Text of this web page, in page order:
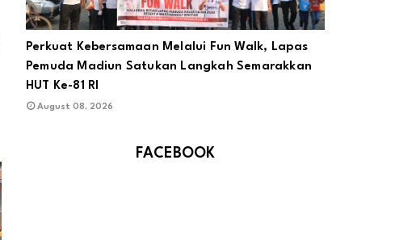
Perkuat Kebersamaan Melalui Fun Walk, Lapas
Pemuda Madiun Satukan Langkah Semarakkan
HUT Ke-81 RI
August 08, 2026
FACEBOOK